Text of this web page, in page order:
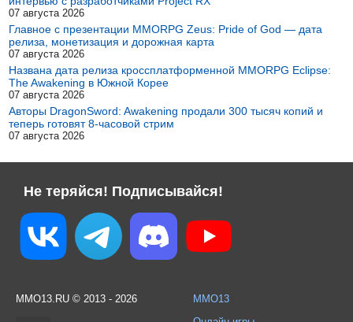
07 августа 2026
Главное с презентации MMORPG Zeus: Pride of God — дата
релиза, монетизация и дорожная карта
07 августа 2026
Названа дата релиза кроссплатформенной MMORPG Eclipse:
The Awakening в Южной Корее
07 августа 2026
Авторы DragonSword: Awakening продали 300 тысяч копий и
теперь готовят 8-часовой стрим
07 августа 2026
Не теряйся! Подписывайся!
MMO13.RU © 2013 - 2026
MMO13